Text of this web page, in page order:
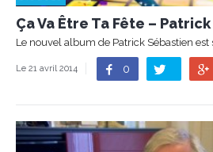
Ça Va Être Ta Fête –
Le nouvel album de Patrick Sébastien est
Le 21 avril 2014 0